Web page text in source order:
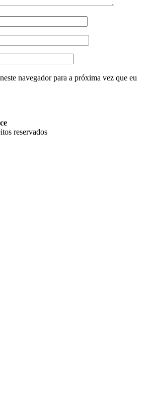
navegador para a próxima vez que eu
reservados